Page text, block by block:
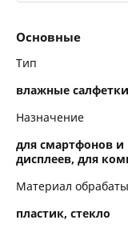
Основные
Тип
влажные салфетки
Назначение
для смартфонов
дисплеев, для
Материал
пластик, стекло